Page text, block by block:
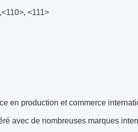
<111>
en production et commerce
avec de nombreuses marques